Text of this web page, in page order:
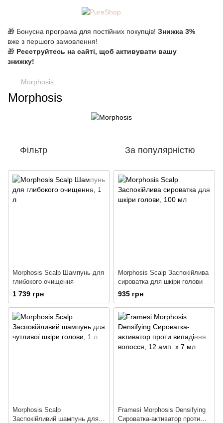
🎁 Бонусна програма для постійних покупців! Знижка 3%
вже з першого замовлення!
🎁 Реєструйтесь на сайті, щоб активувати вашу
знижку!
Morphosis
Morphosis
Фільтр За популярністю
Morphosis Scalp Шампунь для
глибокого очищення
1 739 грн
Morphosis Scalp Заспокійлива
сироватка для шкіри голови
935 грн
Morphosis Scalp
Заспокійливий шампунь для
Framesi Morphosis Densifying
Сироватка-активатор проти